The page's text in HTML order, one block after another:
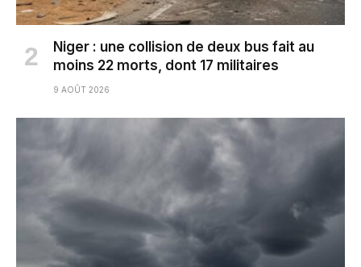
Niger : une collision de deux bus fait au
moins 22 morts, dont 17 militaires
9 AOÛT 2026